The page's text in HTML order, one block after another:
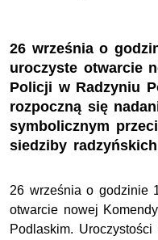
26 września o
uroczyste otwarcie
Policji w Radzyniu
rozpoczną się
symbolicznym
siedziby
26 września o godzinie
otwarcie nowej
Podlaskim.